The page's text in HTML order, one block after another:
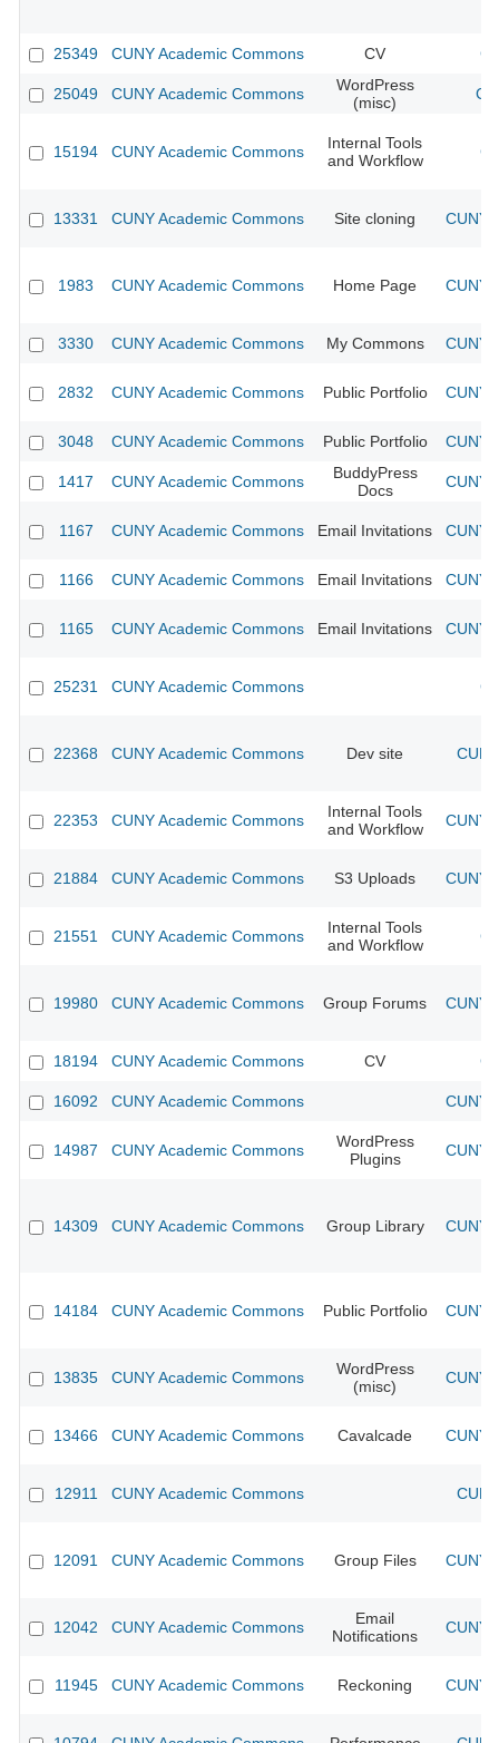
25349 CUNY Academic Commons CV
25049 CUNY Academic Commons
WordPress
(misc)
15194 CUNY Academic Commons
Internal Tools
and Workflow
13331 CUNY Academic Commons Site cloning CUNY
1983 CUNY Academic Commons Home Page CUNY
3330 CUNY Academic Commons My Commons CUNY
2832 CUNY Academic Commons Public Portfolio CUNY
3048 CUNY Academic Commons Public Portfolio CUNY
1417 CUNY Academic Commons
BuddyPress
Docs
CUNY
1167 CUNY Academic Commons Email Invitations CUNY
1166 CUNY Academic Commons Email Invitations CUNY
1165 CUNY Academic Commons Email Invitations CUNY
25231 CUNY Academic Commons
22368 CUNY Academic Commons Dev site
22353 CUNY Academic Commons
Internal Tools
and Workflow
CUNY
21884 CUNY Academic Commons S3 Uploads CUNY
21551 CUNY Academic Commons
Internal Tools
and Workflow
19980 CUNY Academic Commons Group Forums CUNY
18194 CUNY Academic Commons CV
16092 CUNY Academic Commons CUNY
14987 CUNY Academic Commons
WordPress
Plugins
CUNY
14309 CUNY Academic Commons Group Library CUNY
14184 CUNY Academic Commons Public Portfolio CUNY
13835 CUNY Academic Commons
WordPress
(misc)
CUNY
13466 CUNY Academic Commons Cavalcade CUNY
12911 CUNY Academic Commons
12091 CUNY Academic Commons Group Files CUNY
12042 CUNY Academic Commons
Email
Notifications
CUNY
11945 CUNY Academic Commons Reckoning CUNY